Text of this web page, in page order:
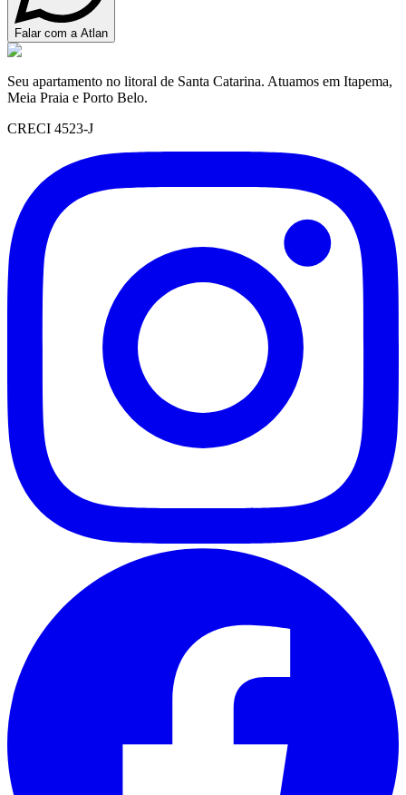
Falar com a Atlan
Seu apartamento no litoral de Santa Catarina. Atuamos em Itapema,
Meia Praia e Porto Belo.
CRECI 4523-J